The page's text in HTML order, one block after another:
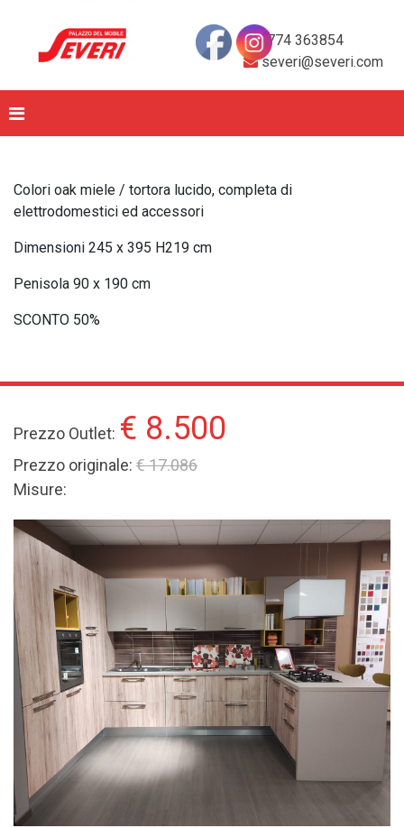
0774 363854
severi@severi.com
Colori oak miele / tortora lucido, completa di
elettrodomestici ed accessori
Dimensioni 245 x 395 H219 cm
Penisola 90 x 190 cm
SCONTO 50%
Prezzo Outlet: € 8.500
Prezzo originale: € 17.086
Misure: